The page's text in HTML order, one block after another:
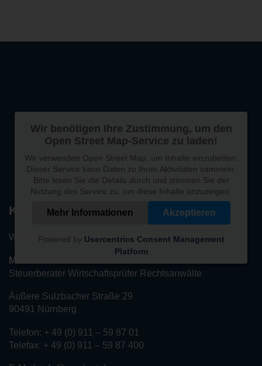
Wir benötigen Ihre Zustimmung, um den
Open Street Map-Service zu laden!
Wir verwenden Open Street Map, um Inhalte einzubetten.
Dieser Service kann Daten zu Ihren Aktivitäten sammeln.
Bitte lesen Sie die Details durch und stimmen Sie der
Nutzung des Service zu, um diese Inhalte anzuzeigen.
Mehr Informationen Akzeptieren
Powered by Usercentrics Consent Management
Platform
Kontakt
Wir freuen uns auf Ihren Besuch!
MUNKERT & PARTNER
Steuerberater Wirtschaftsprüfer Rechtsanwälte
Äußere Sulzbacher Straße 29
90491 Nürnberg
Telefon: + 49 (0) 911 – 59 87 01
Telefax: + 49 (0) 911 – 59 87 400